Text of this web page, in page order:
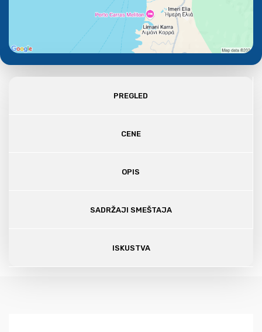
PREGLED
CENE
OPIS
SADRŽAJI SMEŠTAJA
ISKUSTVA